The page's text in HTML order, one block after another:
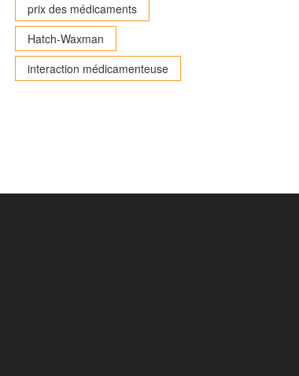
prix des médicaments
Hatch-Waxman
interaction médicamenteuse